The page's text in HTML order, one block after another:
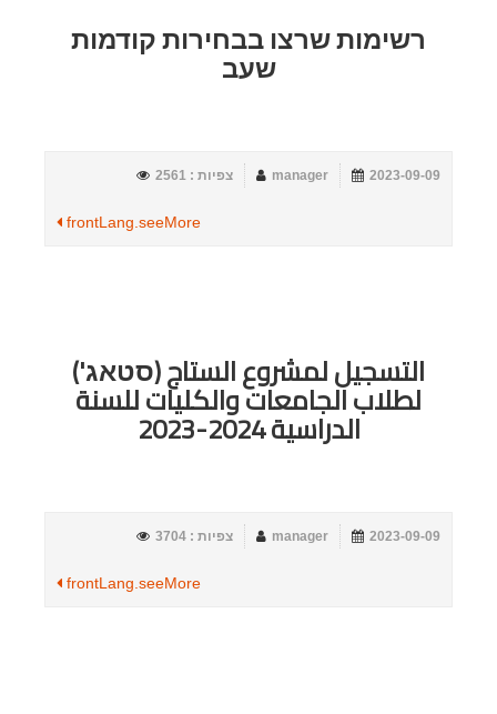
רשימות שרצו בבחירות קודמות
שעב
2023-09-09
manager צפיות : 2561
frontLang.seeMore
التسجيل لمشروع الستاج (סטאג')
لطلاب الجامعات والكليات للسنة
الدراسية 2024-2023
2023-09-09
manager צפיות : 3704
frontLang.seeMore